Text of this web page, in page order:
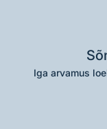
Iga arvamus